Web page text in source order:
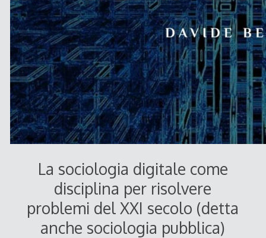
La sociologia digitale come
disciplina per risolvere
problemi del XXI secolo (detta
anche sociologia pubblica)